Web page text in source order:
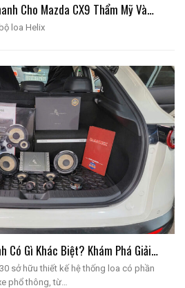
Cho Mazda CX9 Thẩm Mỹ Và…
loa Helix
Có Gì Khác Biệt? Khám Phá Giải…
sở hữu thiết kế hệ thống loa có phần
phổ thông, từ…